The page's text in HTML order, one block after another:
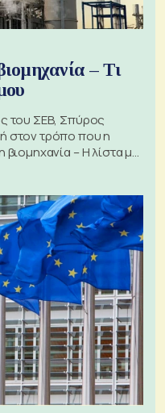
– Τι
του ΣΕΒ, Σπύρος
στον τρόπο που η
– Η λίστα με